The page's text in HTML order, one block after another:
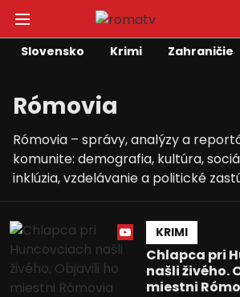
Slovensko Krimi Zahraničie
Rómovia
Rómovia – správy, analýzy a
komunite: demografia, kultúra,
inklúzia, vzdelávanie a politické
KRIMI
Chlapca pri
našli živého.
miestni